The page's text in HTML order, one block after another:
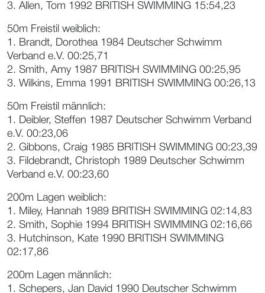
3. Allen, Tom 1992 BRITISH SWIMMING 15:54,23
50m Freistil weiblich:
1. Brandt, Dorothea 1984 Deutscher Schwimm
Verband e.V. 00:25,71
2. Smith, Amy 1987 BRITISH SWIMMING 00:25,95
3. Wilkins, Emma 1991 BRITISH SWIMMING 00:26,13
50m Freistil männlich:
1. Deibler, Steffen 1987 Deutscher Schwimm Verband
e.V. 00:23,06
2. Gibbons, Craig 1985 BRITISH SWIMMING 00:23,39
3. Fildebrandt, Christoph 1989 Deutscher Schwimm
Verband e.V. 00:23,60
200m Lagen weiblich:
1. Miley, Hannah 1989 BRITISH SWIMMING 02:14,83
2. Smith, Sophie 1994 BRITISH SWIMMING 02:16,66
3. Hutchinson, Kate 1990 BRITISH SWIMMING
02:17,86
200m Lagen männlich:
1. Schepers, Jan David 1990 Deutscher Schwimm